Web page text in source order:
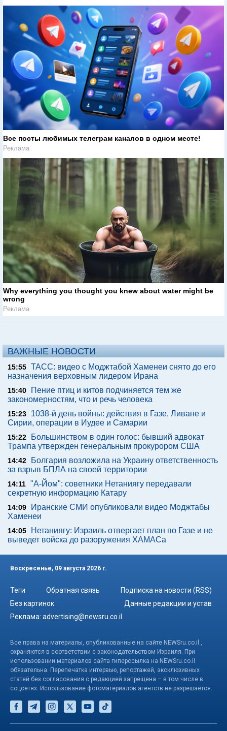
Все посты любимых телеграм каналов в одном месте!
Реклама
Why everything you thought you knew about water might be
wrong
Реклама
ВАЖНЫЕ НОВОСТИ
15:55 ТАСС: видео с Моджтабой Хаменеи снято до его
назначения верховным лидером Ирана
15:40
Пение птиц и китов подчиняется тем же
закономерностям, что и речь человека
15:23
1038-й день войны: действия в Газе, Ливане и
Сирии, операции в Иудее и Самарии
15:22
Большинством в один голос: бывший адвокат
Трампа утвержден генеральным прокурором США
14:42
Болгария возложила на Украину ответственность
за взрыв БПЛА на своей территории
14:11 "А-Йом": советники Нетаниягу передавали
секретную информацию Катару
14:09
Иранские СМИ опубликовали видео Моджтабы
Хаменеи
14:05
Нетаниягу: Израиль отвергает план по Газе и не
выведет войска до разоружения ХАМАСа
Воскресенье, 09 августа 2026 г.
Теги Обратная связь
Подписка на новости (RSS)
Без картинок
Данные редакции и устав
Реклама: advertising@newsru.co.il
Все права на материалы, опубликованные на сайте NEWSru.co.il ,
охраняются в соответствии с законодательством Израиля. При
использовании материалов сайта гиперссылка на NEWSru.co.il
обязательна. Перепечатка интервью, репортажей, эксклюзивных
статей без согласования с редакцией запрещена – в том числе в
соцсетях. Использование фотоматериалов агентств не разрешается.